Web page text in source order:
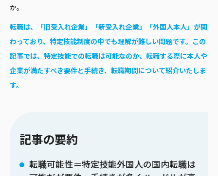
か。
転職は、「旧受入れ企業」「新受入れ企業」「外国人本人」が関
わっており、特定技能制度の中でも理解が難しい問題です。この
記事では、特定技能での転職は可能なのか、転職する際に本人や
企業が満たすべき要件と手続き、転職期間について紹介いたしま
す。
記事の要約
転職可能性＝特定技能外国人の国内転職は